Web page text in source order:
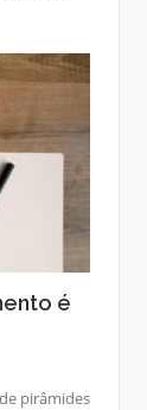
é
pirâmides